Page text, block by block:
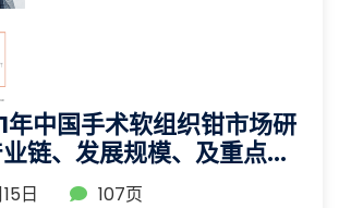
中国手术软组织钳市场研
链、发展规模、及重点企
日
107页